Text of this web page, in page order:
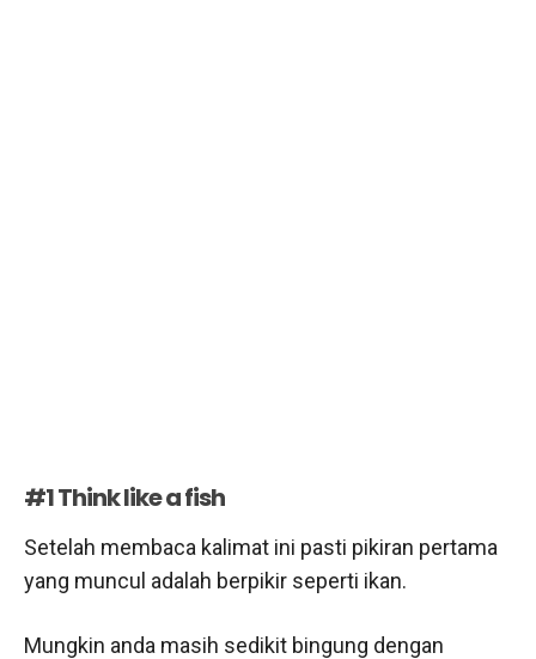
#1 Think like a fish
Setelah membaca kalimat ini pasti pikiran pertama
yang muncul adalah berpikir seperti ikan.
Mungkin anda masih sedikit bingung dengan